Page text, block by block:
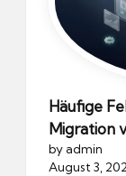
Häufige
Migration
by admin
August 3,